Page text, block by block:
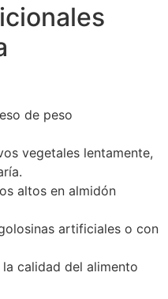
de peso
vegetales lentamente,
altos en almidón
artificiales o con
calidad del alimento